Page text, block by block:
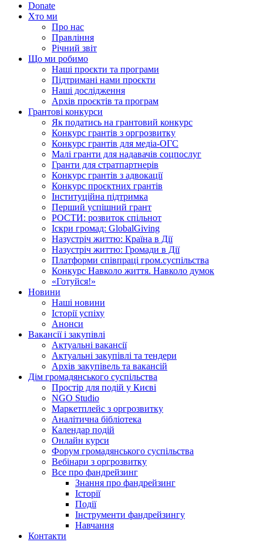
Donate
Хто ми
Про нас
Правління
Річний звіт
Що ми робимо
Наші проєкти та програми
Підтримані нами проєкти
Наші дослідження
Архів проєктів та програм
Грантові конкурси
Як податись на грантовий конкурс
Конкурс грантів з оргрозвитку
Конкурс грантів для медіа-ОГС
Малі гранти для надавачів соцпослуг
Гранти для стратпартнерів
Конкурс грантів з адвокації
Конкурс проєктних грантів
Інституційна підтримка
Перший успішний грант
РОСТИ: розвиток спільнот
Іскри громад: GlobalGiving
Назустріч життю: Країна в Дії
Назустріч життю: Громади в Дії
Платформи співпраці гром.суспільства
Конкурс Навколо життя. Навколо думок
«Готуйся!»
Новини
Наші новини
Історії успіху
Анонси
Вакансії і закупівлі
Актуальні вакансії
Актуальні закупівлі та тендери
Архів закупівель та вакансій
Дім громадянського суспільства
Простір для подій у Києві
NGO Studio
Маркетплейс з оргрозвитку
Аналітична бібліотека
Календар подій
Онлайн курси
Форум громадянського суспільства
Вебінари з оргрозвитку
Все про фандрейзинг
Знання про фандрейзинг
Історії
Події
Інструменти фандрейзингу
Навчання
Контакти